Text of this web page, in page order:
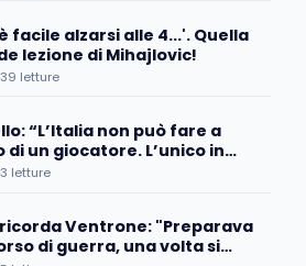
facile alzarsi alle 4...'. Quella
lezione di Mihajlovic!
letture
“L’Italia non può fare a
di un giocatore. L’unico in
di…”
letture
Ventrone: "Preparava
di guerra, una volta si